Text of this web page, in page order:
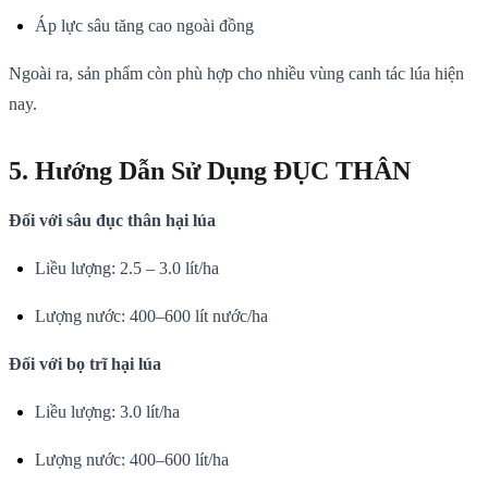
Áp lực sâu tăng cao ngoài đồng
Ngoài ra, sản phẩm còn phù hợp cho nhiều vùng canh tác lúa hiện
nay.
5. Hướng Dẫn Sử Dụng ĐỤC THÂN
Đối với sâu đục thân hại lúa
Liều lượng: 2.5 – 3.0 lít/ha
Lượng nước: 400–600 lít nước/ha
Đối với bọ trĩ hại lúa
Liều lượng: 3.0 lít/ha
Lượng nước: 400–600 lít/ha